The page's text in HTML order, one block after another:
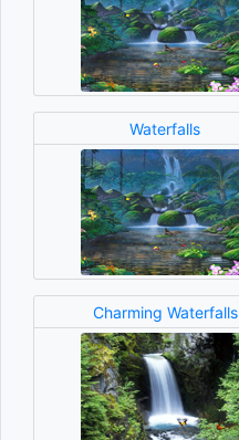
Waterfalls
Charming Waterfalls